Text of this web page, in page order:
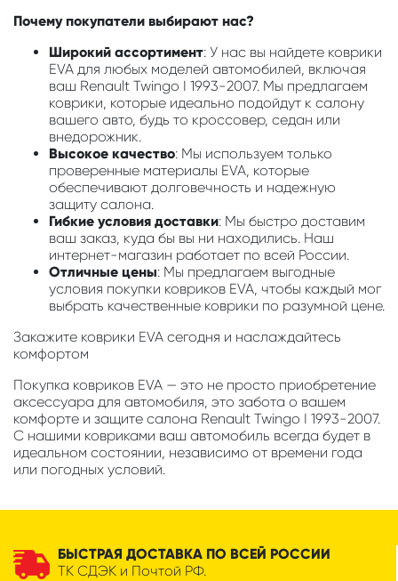
Почему покупатели выбирают нас?
Широкий ассортимент: У нас вы найдете коврики
EVA для любых моделей автомобилей, включая
ваш Renault Twingo I 1993-2007. Мы предлагаем
коврики, которые идеально подойдут к салону
вашего авто, будь то кроссовер, седан или
внедорожник.
Высокое качество: Мы используем только
проверенные материалы EVA, которые
обеспечивают долговечность и надежную
защиту салона.
Гибкие условия доставки: Мы быстро доставим
ваш заказ, куда бы вы ни находились. Наш
интернет-магазин работает по всей России.
Отличные цены: Мы предлагаем выгодные
условия покупки ковриков EVA, чтобы каждый мог
выбрать качественные коврики по разумной цене.
Закажите коврики EVA сегодня и наслаждайтесь
комфортом
Покупка ковриков EVA — это не просто приобретение
аксессуара для автомобиля, это забота о вашем
комфорте и защите салона Renault Twingo I 1993-2007.
С нашими ковриками ваш автомобиль всегда будет в
идеальном состоянии, независимо от времени года
или погодных условий.
БЫСТРАЯ ДОСТАВКА ПО ВСЕЙ РОССИИ
ТК СДЭК и Почтой РФ.